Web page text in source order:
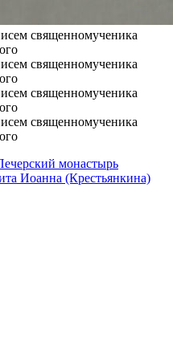
монастырь
Иоанна (Крестьянкина)